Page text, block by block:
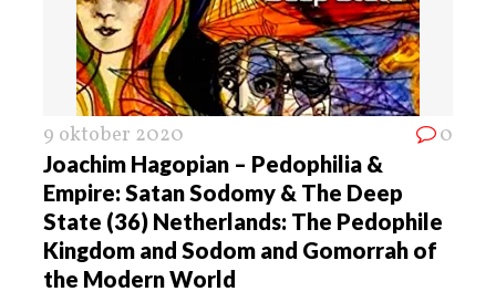
9 oktober 2020 0
Joachim Hagopian – Pedophilia &
Empire: Satan Sodomy & The Deep
State (36) Netherlands: The Pedophile
Kingdom and Sodom and Gomorrah of
the Modern World